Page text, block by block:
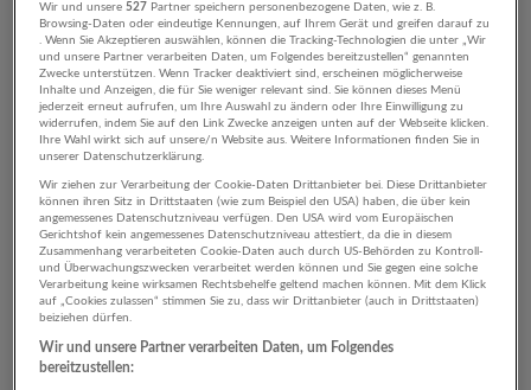
Umkreis
1 Produktion Sonstige
Dienstleistungen
Wir und unsere527 Partner speichern personenbezogene Daten, wie z. B.
Browsing-Daten oder eindeutige Kennungen, auf Ihrem Gerät und greifen darauf zu
. Wenn Sie Akzeptieren auswählen, können die Tracking-Technologien die unter „Wir
und unsere Partner verarbeiten Daten, um Folgendes bereitzustellen“ genannten
Zwecke unterstützen. Wenn Tracker deaktiviert sind, erscheinen möglicherweise
Inhalte und Anzeigen, die für Sie weniger relevant sind. Sie können dieses Menü
jederzeit erneut aufrufen, um Ihre Auswahl zu ändern oder Ihre Einwilligung zu
widerrufen, indem Sie auf den Link Zwecke anzeigen unten auf der Webseite klicken.
Ihre Wahl wirkt sich auf unsere/n Website aus. Weitere Informationen finden Sie in
unserer Datenschutzerklärung.
Wir ziehen zur Verarbeitung der Cookie-Daten Drittanbieter bei. Diese Drittanbieter
können ihren Sitz in Drittstaaten (wie zum Beispiel den USA) haben, die über kein
angemessenes Datenschutzniveau verfügen. Den USA wird vom Europäischen
Gerichtshof kein angemessenes Datenschutzniveau attestiert, da die in diesem
Zusammenhang verarbeiteten Cookie-Daten auch durch US-Behörden zu Kontroll-
und Überwachungszwecken verarbeitet werden können und Sie gegen eine solche
Verarbeitung keine wirksamen Rechtsbehelfe geltend machen können. Mit dem Klick
auf „Cookies zulassen“ stimmen Sie zu, dass wir Drittanbieter (auch in Drittstaaten)
beiziehen dürfen.
Wir und unsere Partner verarbeiten Daten, um Folgendes
bereitzustellen: